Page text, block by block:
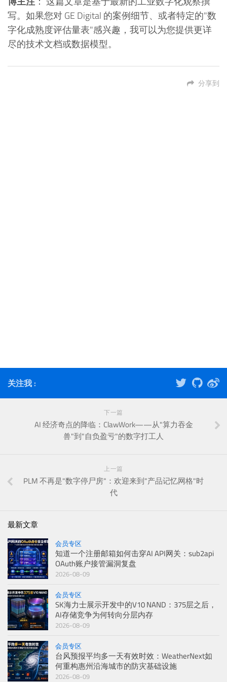
写。如果您对 GE Digital 的案例细节、或者特定的"数
字化成熟度评估量表"感兴趣，我可以为您提供更详
尽的技术文档或数据模型。
分享到
关注我 :
下一篇
AI 经济奇点的降临：ClawWork——从"算力吞金
兽"到"自负盈亏"的数字打工人
上一篇
PLM 不再是"数字停尸房"：欢迎来到"产品记忆网格"时
代
最新文章
会员专区
知道一个注册邮箱如何击穿AI API网关：sub2api
OAuth账户接管漏洞复盘
2026-08-09
会员专区
SK海力士展示开发中的V10 NAND：375层之后，
AI存储竞争为何转向分层内存
2026-08-09
会员专区
台风预报平均多一天有效时效：WeatherNext如
何重构惠州沿海城市的防灾基础设施
2026-08-09